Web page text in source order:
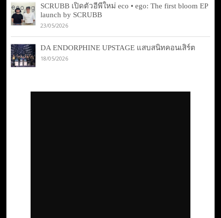
SCRUBB เปิดตัวอีพีใหม่ eco • ego: The first bloom EP
launch by SCRUBB
23/05/2026
DA ENDORPHINE UPSTAGE แสบสนิทคอนเสิร์ต
18/05/2026